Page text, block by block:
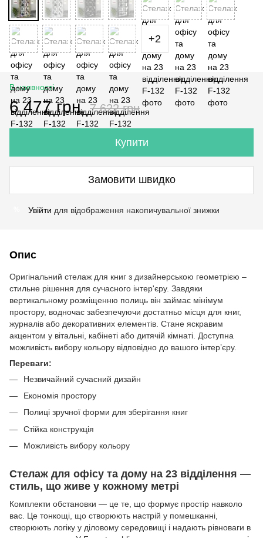
+2
В наявності
6 477 грн 7 622 грн
Купити
Замовити швидко
Увійти для відображення накопичувальної знижки
Опис
Оригінальний стелаж для книг з дизайнерською геометрією –
стильне рішення для сучасного інтер'єру. Завдяки
вертикальному розміщенню полиць він займає мінімум
простору, водночас забезпечуючи достатньо місця для книг,
журналів або декоративних елементів. Стане яскравим
акцентом у вітальні, кабінеті або дитячій кімнаті. Доступна
можливість вибору кольору відповідно до вашого інтер’єру.
Переваги:
Незвичайний сучасний дизайн
Економія простору
Полиці зручної форми для зберігання книг
Стійка конструкція
Можливість вибору кольору
Cтелаж для офісу та дому на 23 відділення —
стиль, що живе у кожному метрі
Комплекти обстановки — це те, що формує простір навколо
вас. Це тонкощі, що створюють настрій у помешканні,
створюють логіку у діловому середовищі і надають рівноваги в